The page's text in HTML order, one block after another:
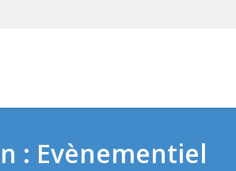
: Evènementiel